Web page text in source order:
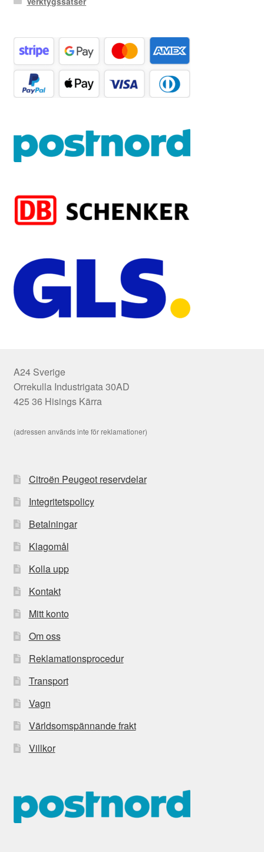
A24 Sverige
Orrekulla Industrigata 30AD
425 36 Hisings Kärra
(adressen används inte för reklamationer)
Citroën Peugeot reservdelar
Integritetspolicy
Betalningar
Klagomål
Kolla upp
Kontakt
Mitt konto
Om oss
Reklamationsprocedur
Transport
Vagn
Världsomspännande frakt
Villkor